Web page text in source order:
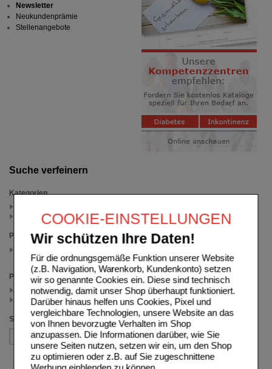
COOKIE-EINSTELLUNGEN
Wir schützen Ihre Daten!
Für die ordnungsgemäße Funktion unserer Website
(z.B. Navigation, Warenkorb, Kundenkonto) setzen
wir so genannte Cookies ein. Diese sind technisch
notwendig, damit unser Shop überhaupt funktioniert.
Darüber hinaus helfen uns Cookies, Pixel und
vergleichbare Technologien, unsere Website an das
von Ihnen bevorzugte Verhalten im Shop
anzupassen. Die Informationen darüber, wie Sie
unsere Seiten nutzen, setzen wir ein, um den Shop
zu optimieren oder z.B. auf Sie zugeschnittene
Suche verfeinern
Kategorien
Juckreiz & Ekzeme (1)
Packungsgröße
(auswahl entfernen)
Preis
< 10.00 (1)
>= 10.00 (1)
Sortieren nach
Newsletter
Neukundenprämie
Stellenangebote